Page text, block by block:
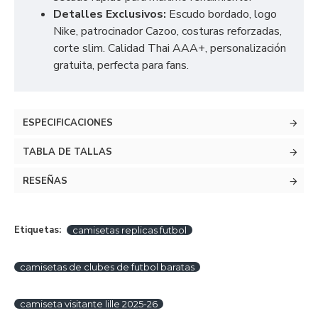
Detalles Exclusivos: Escudo bordado, logo
Nike, patrocinador Cazoo, costuras reforzadas,
corte slim. Calidad Thai AAA+, personalización
gratuita, perfecta para fans.
ESPECIFICACIONES
TABLA DE TALLAS
RESEÑAS
Etiquetas: camisetas replicas futbol
camisetas de clubes de futbol baratas
camiseta visitante lille 2025-26